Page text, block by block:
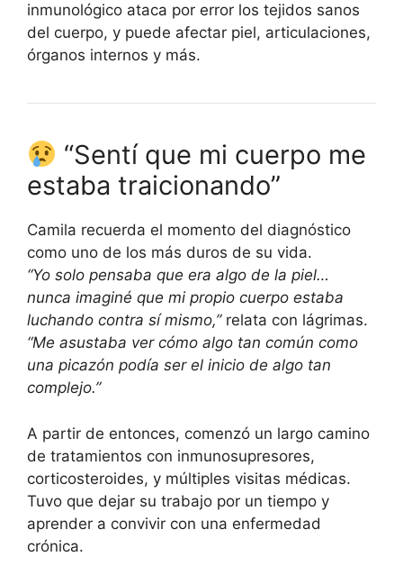
inmunológico ataca por error los tejidos sanos
del cuerpo, y puede afectar piel, articulaciones,
órganos internos y más.
“Sentí que mi cuerpo me
estaba traicionando”
Camila recuerda el momento del diagnóstico
como uno de los más duros de su vida.
“Yo solo pensaba que era algo de la piel…
nunca imaginé que mi propio cuerpo estaba
luchando contra sí mismo,”relata con lágrimas.
“Me asustaba ver cómo algo tan común como
una picazón podía ser el inicio de algo tan
complejo.”
A partir de entonces, comenzó un largo camino
de tratamientos con inmunosupresores,
corticosteroides, y múltiples visitas médicas.
Tuvo que dejar su trabajo por un tiempo y
aprender a convivir con una enfermedad
crónica.